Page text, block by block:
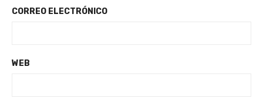
CORREO ELECTRÓNICO
WEB